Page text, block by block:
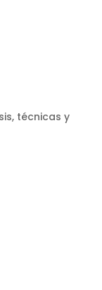
técnicas y